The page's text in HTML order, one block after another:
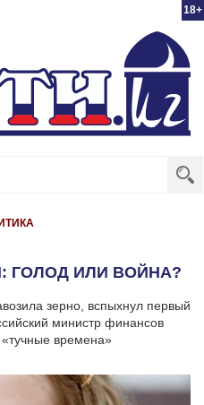
18+
ГОЛОД ИЛИ ВОЙНА?
зерно, вспыхнул первый
министр финансов
«тучные времена»